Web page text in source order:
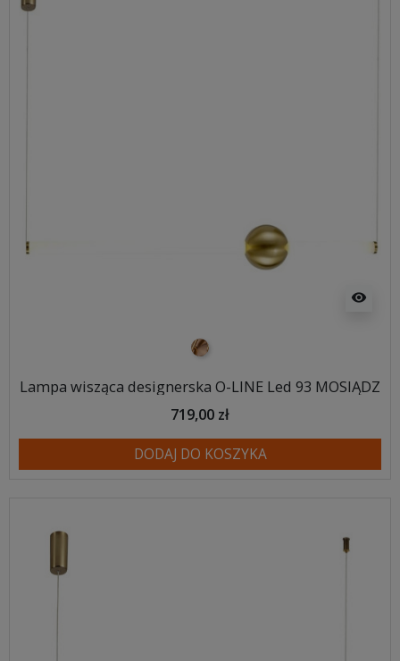
visibility
mosiądz
Lampa wisząca designerska O-LINE Led 93 MOSIĄDZ
719,00 zł
DODAJ DO KOSZYKA